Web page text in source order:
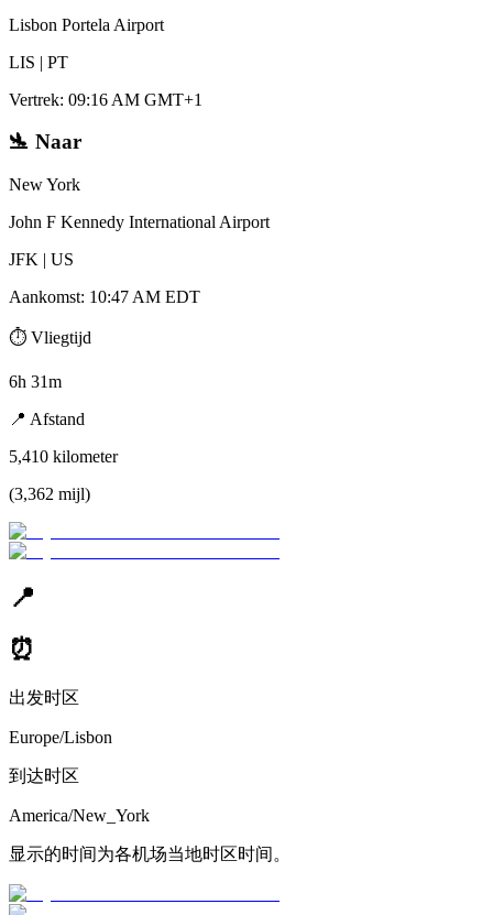
Lisbon Portela Airport
LIS | PT
Vertrek: 09:16 AM GMT+1
🛬 Naar
New York
John F Kennedy International Airport
JFK | US
Aankomst: 10:47 AM EDT
⏱️ Vliegtijd
6h 31m
📍 Afstand
5,410 kilometer
(3,362 mijl)
📍
⏰
出发时区
Europe/Lisbon
到达时区
America/New_York
显示的时间为各机场当地时区时间。